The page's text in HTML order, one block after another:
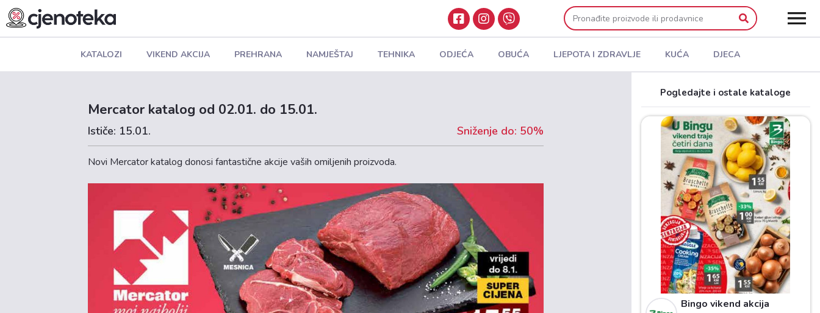
KATALOZI VIKEND AKCIJA PREHRANA NAMJEŠTAJ TEHNIKA ODJEĆA OBUĆA LJEPOTA I ZDRAVLJE KUĆA DJECA
Mercator katalog od 02.01. do 15.01.
Ističe: 15.01. Sniženje do: 50%
Novi Mercator katalog donosi fantastične akcije vaših omiljenih proizvoda.
Pogledajte i ostale kataloge
Bingo vikend akcija